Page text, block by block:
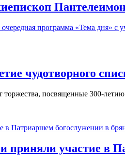
программа «Тема дня» с
чудотворного
торжества, посвященные 300-летию
приняли участие в